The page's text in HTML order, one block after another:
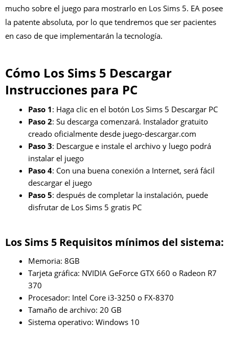
mucho sobre el juego para mostrarlo en Los Sims 5. EA posee
la patente absoluta, por lo que tendremos que ser pacientes
en caso de que implementarán la tecnología.
Cómo Los Sims 5 Descargar
Instrucciones para PC
Paso 1: Haga clic en el botón Los Sims 5 Descargar PC
Paso 2: Su descarga comenzará. Instalador gratuito
creado oficialmente desde juego-descargar.com
Paso 3: Descargue e instale el archivo y luego podrá
instalar el juego
Paso 4: Con una buena conexión a Internet, será fácil
descargar el juego
Paso 5: después de completar la instalación, puede
disfrutar de Los Sims 5 gratis PC
Los Sims 5 Requisitos mínimos del sistema:
Memoria: 8GB
Tarjeta gráfica: NVIDIA GeForce GTX 660 o Radeon R7
370
Procesador: Intel Core i3-3250 o FX-8370
Tamaño de archivo: 20 GB
Sistema operativo: Windows 10